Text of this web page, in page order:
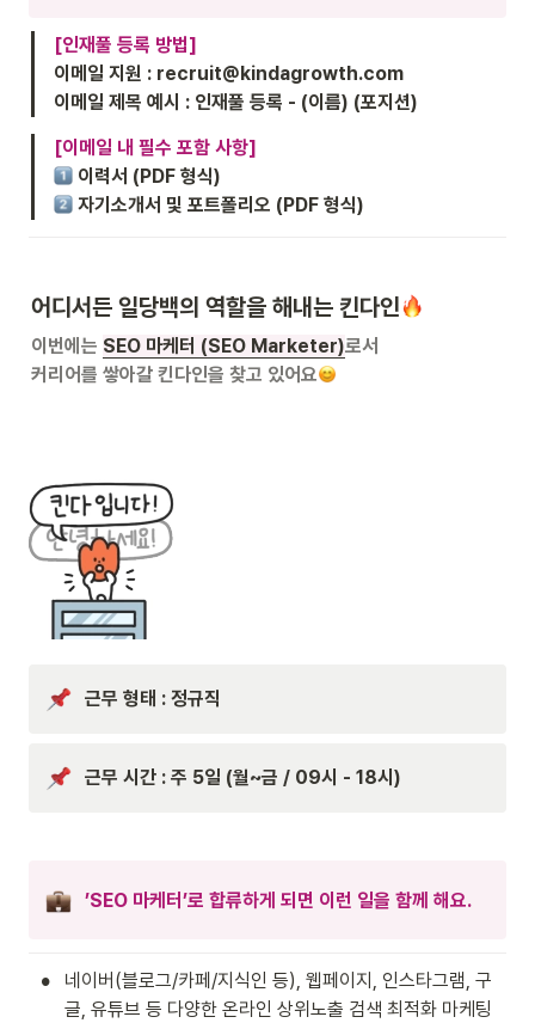
[인재풀 등록 방법]
이메일 지원 : recruit@kindagrowth.com
이메일 제목 예시 : 인재풀 등록 - (이름) (포지션)
[이메일 내 필수 포함 사항]
자기소개서 및 포트폴리오 (PDF 형식)
어디서든 일당백의 역할을 해내는 킨다인
이번에는 SEO 마케터 (SEO Marketer)로서
커리어를 쌓아갈 킨다인을 찾고 있어요
근무 형태 : 정규직
근무 시간 : 주 5일 (월~금 / 09시 - 18시)
’SEO 마케터’로 합류하게 되면 이런 일을 함께 해요.
•
네이버(블로그/카페/지식인 등), 웹페이지, 인스타그램, 구
글, 유튜브 등 다양한 온라인 상위노출 검색 최적화 마케팅